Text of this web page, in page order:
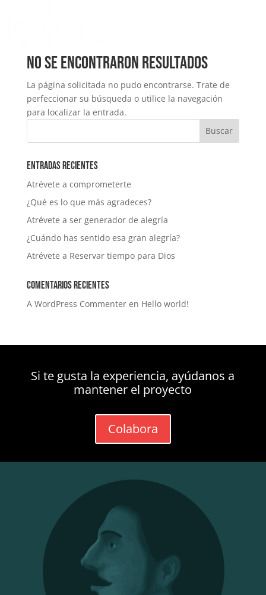
No se encontraron resultados
La página solicitada no pudo encontrarse. Trate de
perfeccionar su búsqueda o utilice la navegación
para localizar la entrada.
Entradas recientes
Atrévete a comprometerte
¿Qué es lo que más agradeces?
Atrévete a ser generador de alegría
¿Cuándo has sentido esa gran alegría?
Atrévete a Reservar tiempo para Dios
Comentarios recientes
A WordPress Commenteren Hello world!
Si te gusta la experiencia, ayúdanos a
mantener el proyecto
Colabora